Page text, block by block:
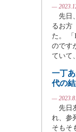
—
先日
るお方
た。
のです
ていて
一丁
代の
—
先日
れ、参
そもそ